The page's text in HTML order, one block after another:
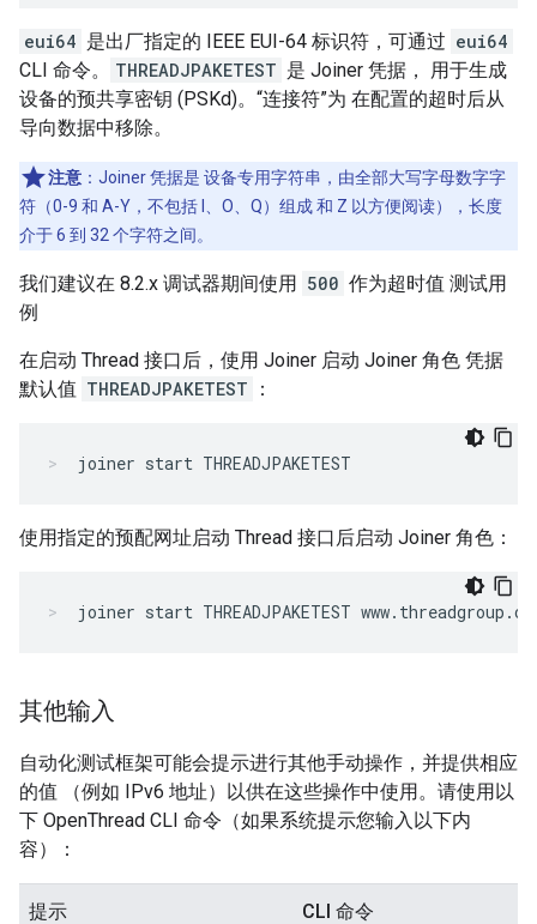
eui64 是出厂指定的 IEEE EUI-64 标识符，可通过 eui64
CLI 命令。
THREADJPAKETEST 是 Joiner 凭据， 用于生成
设备的预共享密钥 (PSKd)。“连接符”为 在配置的超时后从
导向数据中移除。
注意 ：Joiner 凭据是 设备专用字符串，由全部大写字母数字字
符（0-9 和 A-Y，不包括 I、O、Q）组成 和 Z 以方便阅读），长度
介于 6 到 32 个字符之间。
我们建议在 8.2.x 调试器期间使用 500 作为超时值 测试用
例
在启动 Thread 接口后，使用 Joiner 启动 Joiner 角色 凭据
默认值 THREADJPAKETEST ：
joiner start THREADJPAKETEST
使用指定的预配网址启动 Thread 接口后启动 Joiner 角色：
joiner start THREADJPAKETEST
其他输入
自动化测试框架可能会提示进行其他手动操作，并提供相应
的值 （例如 IPv6 地址）以供在这些操作中使用。请使用以
下 OpenThread CLI 命令（如果系统提示您输入以下内
容）：
提示 CLI 命令